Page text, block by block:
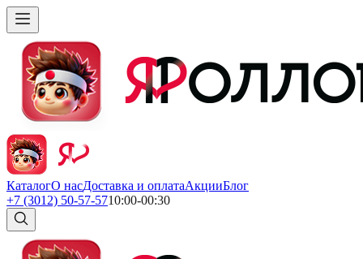
КаталогО насДоставка и оплатаАкцииБлог
+7 (3012) 50-57-5710:00-00:30